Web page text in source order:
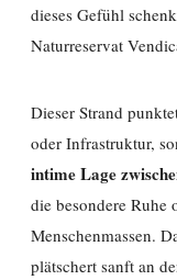
dieses Gefühl
Naturreservat
Dieser Strand
oder Infrastruktur,
intime Lage
die besondere Ruhe
Menschenmassen.
plätschert sanft an